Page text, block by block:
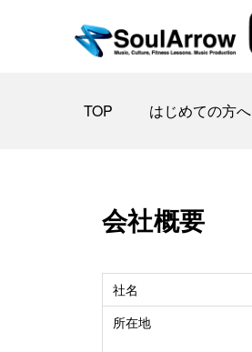
TOP はじめての方へ
会社概要
社名
所在地